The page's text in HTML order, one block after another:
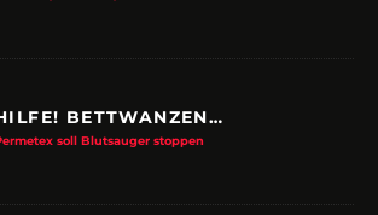
BETTWANZEN…
soll Blutsauger stoppen